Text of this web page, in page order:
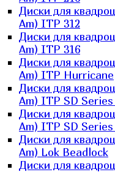
Диски для
Am) ITP 312
Диски для
Am) ITP 316
Диски для
Am) ITP Hurricane
Диски для
Am) ITP SD
Диски для
Am) ITP SD
Диски для
Am) Lok Beadlock
Диски для